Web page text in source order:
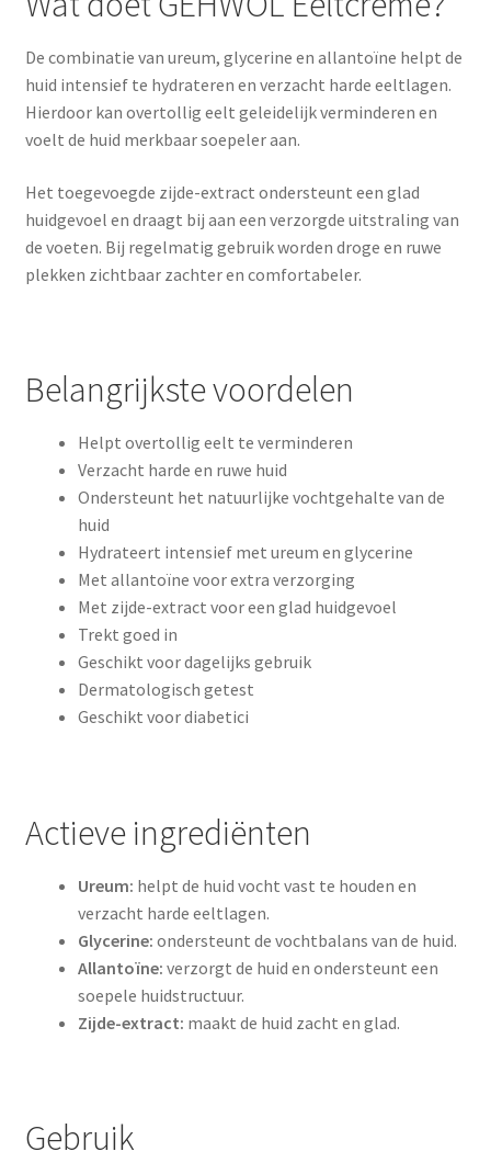
De combinatie van ureum, glycerine en allantoïne helpt de
huid intensief te hydrateren en verzacht harde eeltlagen.
Hierdoor kan overtollig eelt geleidelijk verminderen en
voelt de huid merkbaar soepeler aan.
Het toegevoegde zijde-extract ondersteunt een glad
huidgevoel en draagt bij aan een verzorgde uitstraling van
de voeten. Bij regelmatig gebruik worden droge en ruwe
plekken zichtbaar zachter en comfortabeler.
Belangrijkste voordelen
Helpt overtollig eelt te verminderen
Verzacht harde en ruwe huid
Ondersteunt het natuurlijke vochtgehalte van de
huid
Hydrateert intensief met ureum en glycerine
Met allantoïne voor extra verzorging
Met zijde-extract voor een glad huidgevoel
Trekt goed in
Geschikt voor dagelijks gebruik
Dermatologisch getest
Geschikt voor diabetici
Actieve ingrediënten
Ureum: helpt de huid vocht vast te houden en
verzacht harde eeltlagen.
Glycerine: ondersteunt de vochtbalans van de huid.
Allantoïne: verzorgt de huid en ondersteunt een
soepele huidstructuur.
Zijde-extract: maakt de huid zacht en glad.
Gebruik